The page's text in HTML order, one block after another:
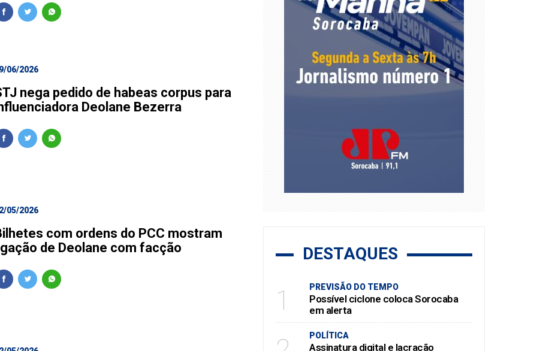
06/2026
nega pedido de habeas corpus para
Deolane Bezerra
05/2026
com ordens do PCC mostram
de Deolane com facção
DESTAQUES
1 PREVISÃO DO TEMPO
Possível ciclone coloca Sorocaba
em alerta
POLÍTICA
Assinatura digital e lacração